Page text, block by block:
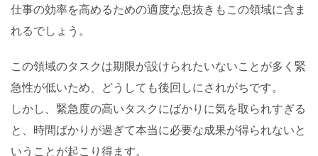
仕事の効率を高めるための適度な息抜きもこの領域に含ま
れるでしょう。
この領域のタスクは期限が設けられたいないことが多く緊
急性が低いため、どうしても後回しにされがちです。
しかし、緊急度の高いタスクにばかりに気を取られすぎる
と、時間ばかりが過ぎて本当に必要な成果が得られないと
いうことが起こり得ます。